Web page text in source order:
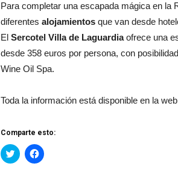
Para completar una escapada mágica en la
diferentes alojamientos que van desde
El Sercotel Villa de Laguardiaofrece una
desde 358 euros por persona, con
Wine Oil Spa.
Toda la información está disponible en la web
Comparte esto:
Haz
clic
Haz
clic